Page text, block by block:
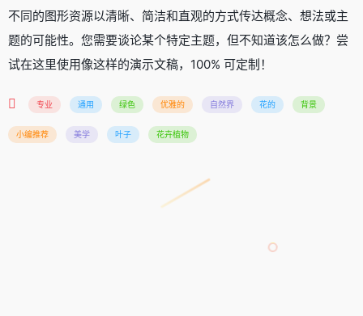
不同的图形资源以清晰、简洁和直观的方式传达概念、想法或主
题的可能性。您需要谈论某个特定主题，但不知道该怎么做？尝
试在这里使用像这样的演示文稿，100% 可定制！
专业 通用 绿色 优雅的 自然界 花的 背景
小编推荐 美学 叶子 花卉植物